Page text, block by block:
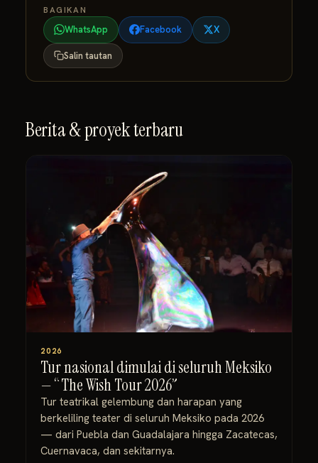
BAGIKAN
WhatsApp Facebook X
Salin tautan
Berita & proyek terbaru
2026
Tur nasional dimulai di seluruh Meksiko
— “The Wish Tour 2026”
Tur teatrikal gelembung dan harapan yang
berkeliling teater di seluruh Meksiko pada 2026
— dari Puebla dan Guadalajara hingga Zacatecas,
Cuernavaca, dan sekitarnya.